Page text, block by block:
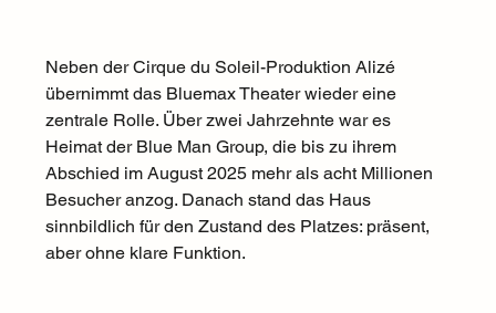
Neben der Cirque du Soleil-Produktion Alizé
übernimmt das Bluemax Theater wieder eine
zentrale Rolle. Über zwei Jahrzehnte war es
Heimat der Blue Man Group, die bis zu ihrem
Abschied im August 2025 mehr als acht Millionen
Besucher anzog. Danach stand das Haus
sinnbildlich für den Zustand des Platzes: präsent,
aber ohne klare Funktion.